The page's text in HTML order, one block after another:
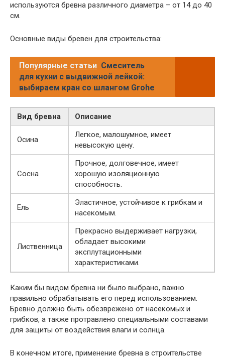
используются бревна различного диаметра – от 14 до 40
см.
Основные виды бревен для строительства:
Популярные статьи Смеситель
для кухни с выдвижной лейкой:
выбираем кран со шлангом Grohe
Вид бревна Описание
Осина
Легкое, малошумное, имеет
невысокую цену.
Сосна
Прочное, долговечное, имеет
хорошую изоляционную
способность.
Ель
Эластичное, устойчивое к грибкам и
насекомым.
Лиственница
Прекрасно выдерживает нагрузки,
обладает высокими
эксплутационными
характеристиками.
Каким бы видом бревна ни было выбрано, важно
правильно обрабатывать его перед использованием.
Бревно должно быть обезврежено от насекомых и
грибков, а также протравлено специальными составами
для защиты от воздействия влаги и солнца.
В конечном итоге, применение бревна в строительстве